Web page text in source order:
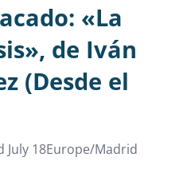
«La
de Iván
(Desde el
July 18Europe/Madrid